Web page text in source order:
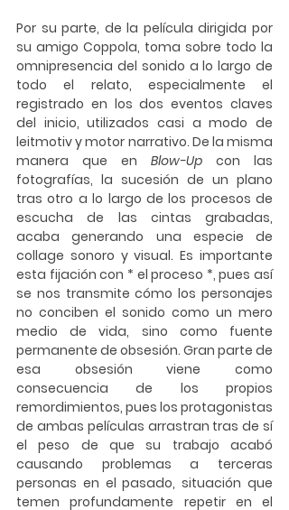
Por su parte, de la película dirigida por
su amigo Coppola, toma sobre todo la
omnipresencia del sonido a lo largo de
todo el relato, especialmente el
registrado en los dos eventos claves
del inicio, utilizados casi a modo de
leitmotiv y motor narrativo. De la misma
manera que en Blow-Up con las
fotografías, la sucesión de un plano
tras otro a lo largo de los procesos de
escucha de las cintas grabadas,
acaba generando una especie de
collage sonoro y visual. Es importante
esta fijación con * el proceso *, pues así
se nos transmite cómo los personajes
no conciben el sonido como un mero
medio de vida, sino como fuente
permanente de obsesión. Gran parte de
esa obsesión viene como
consecuencia de los propios
remordimientos, pues los protagonistas
de ambas películas arrastran tras de sí
el peso de que su trabajo acabó
causando problemas a terceras
personas en el pasado, situación que
temen profundamente repetir en el